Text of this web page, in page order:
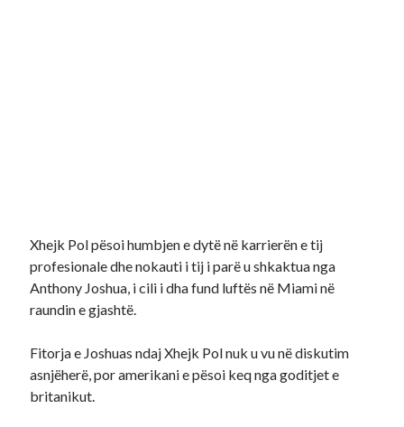
Xhejk Pol pësoi humbjen e dytë në karrierën e tij
profesionale dhe nokauti i tij i parë u shkaktua nga
Anthony Joshua, i cili i dha fund luftës në Miami në
raundin e gjashtë.
Fitorja e Joshuas ndaj Xhejk Pol nuk u vu në diskutim
asnjëherë, por amerikani e pësoi keq nga goditjet e
britanikut.